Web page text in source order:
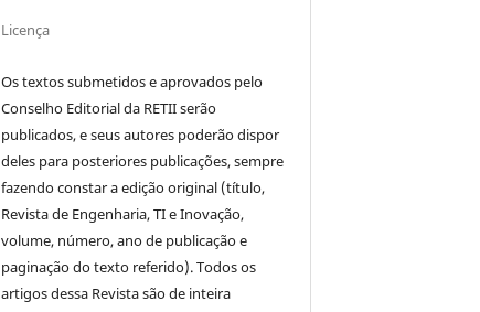
Licença
Os textos submetidos e aprovados pelo
Conselho Editorial da RETII serão
publicados, e seus autores poderão dispor
deles para posteriores publicações, sempre
fazendo constar a edição original (título,
Revista de Engenharia, TI e Inovação,
volume, número, ano de publicação e
paginação do texto referido). Todos os
artigos dessa Revista são de inteira